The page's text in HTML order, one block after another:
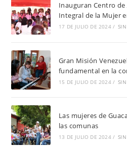
Inauguran Centro
Integral de la Mujer
17 DE JULIO DE 2024 /
Gran Misión
fundamental en la
15 DE JULIO DE 2024 /
Las mujeres de
las comunas
13 DE JULIO DE 2024 /